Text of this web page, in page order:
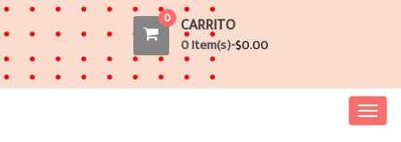
0 CARRITO
0 Item(s)-$0.00
T